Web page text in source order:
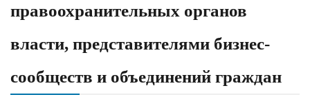
правоохранительных органов
власти, представителями бизнес-
сообществ и объединений граждан